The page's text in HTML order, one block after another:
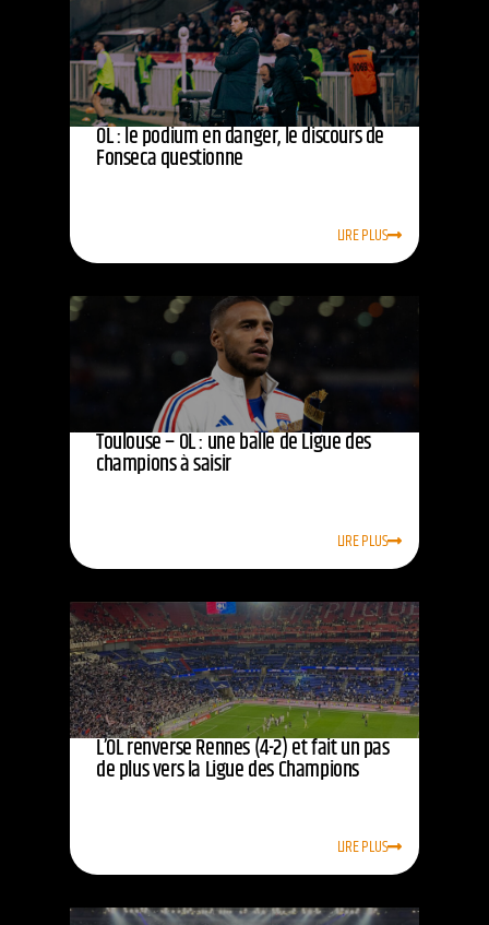
OL : le podium en danger, le discours de
Fonseca questionne
LIRE PLUS
Toulouse – OL : une balle de Ligue des
champions à saisir
LIRE PLUS
L’OL renverse Rennes (4-2) et fait un pas
de plus vers la Ligue des Champions
LIRE PLUS